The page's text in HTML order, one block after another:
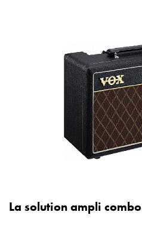
La solution ampli combo